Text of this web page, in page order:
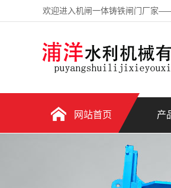
欢迎进入机闸一体铸铁闸门厂家
网站首页 产